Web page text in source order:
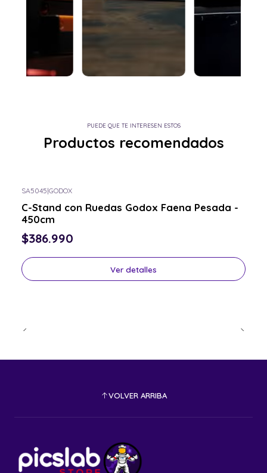
PUEDE QUE TE INTERESEN ESTOS
Productos recomendados
SA5045|GODOX
C-Stand con Ruedas Godox Faena Pesada -
450cm
$386.990
Ver detalles
VOLVER ARRIBA